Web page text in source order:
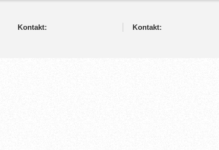
Kontakt: Kontakt: